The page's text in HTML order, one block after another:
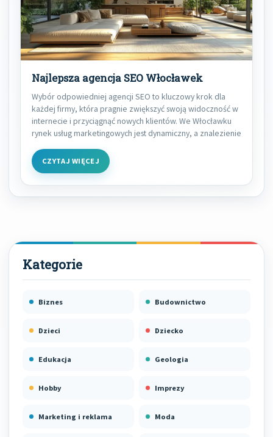
Najlepsza agencja SEO Włocławek
Wybór odpowiedniej agencji SEO to kluczowy krok dla
każdej firmy, która pragnie zwiększyć swoją widoczność w
internecie i przyciągnąć nowych klientów. We Włocławku
rynek usług marketingowych jest dynamiczny, a znalezienie
CZYTAJ WIĘCEJ
Biznes Budownictwo
Dzieci Dziecko
Edukacja Geologia
Hobby Imprezy
Marketing i reklama Moda